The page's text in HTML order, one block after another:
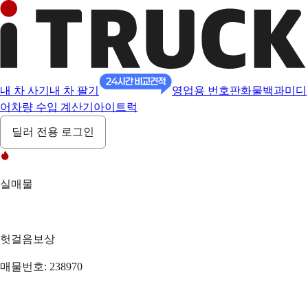
내 차 사기 내 차 팔기 영업용 번호판화물백과미디
어 차량 수입 계산기 아이트럭
딜러 전용 로그인
실매물
헛걸음보상
매물번호: 238970